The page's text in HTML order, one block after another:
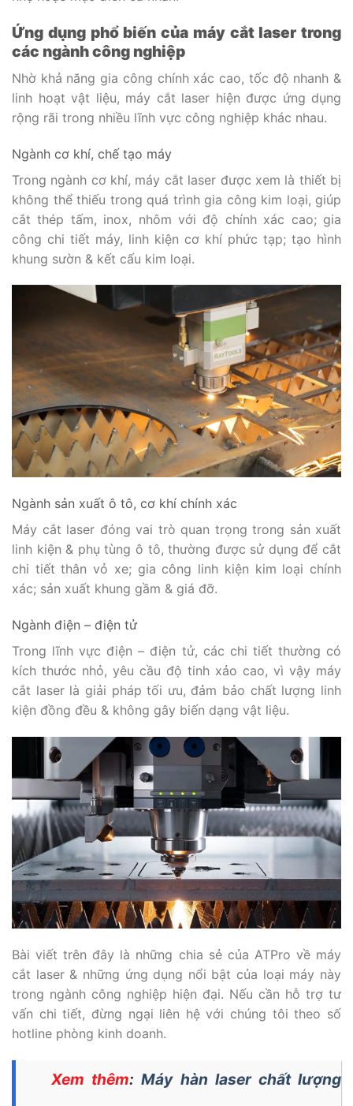
Ứng dụng phổ biến của máy cắt laser trong
các ngành công nghiệp
Nhờ khả năng gia công chính xác cao, tốc độ nhanh &
linh hoạt vật liệu, máy cắt laser hiện được ứng dụng
rộng rãi trong nhiều lĩnh vực công nghiệp khác nhau.
Ngành cơ khí, chế tạo máy
Trong ngành cơ khí, máy cắt laser được xem là thiết bị
không thể thiếu trong quá trình gia công kim loại, giúp
cắt thép tấm, inox, nhôm với độ chính xác cao; gia
công chi tiết máy, linh kiện cơ khí phức tạp; tạo hình
khung sườn & kết cấu kim loại.
Ngành sản xuất ô tô, cơ khí chính xác
Máy cắt laser đóng vai trò quan trọng trong sản xuất
linh kiện & phụ tùng ô tô, thường được sử dụng để cắt
chi tiết thân vỏ xe; gia công linh kiện kim loại chính
xác; sản xuất khung gầm & giá đỡ.
Ngành điện – điện tử
Trong lĩnh vực điện – điện tử, các chi tiết thường có
kích thước nhỏ, yêu cầu độ tinh xảo cao, vì vậy máy
cắt laser là giải pháp tối ưu, đảm bảo chất lượng linh
kiện đồng đều & không gây biến dạng vật liệu.
Bài viết trên đây là những chia sẻ của ATPro về máy
cắt laser & những ứng dụng nổi bật của loại máy này
trong ngành công nghiệp hiện đại. Nếu cần hỗ trợ tư
vấn chi tiết, đừng ngại liên hệ với chúng tôi theo số
hotline phòng kinh doanh.
Xem thêm:Máy hàn laser chất lượng